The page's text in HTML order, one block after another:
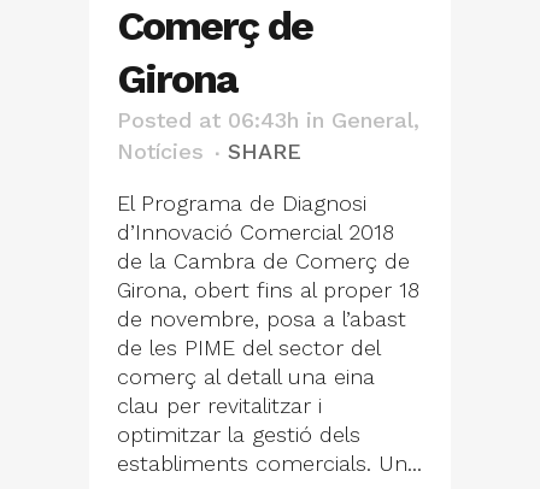
Comerç de
Girona
Posted at 06:43h in General,
Notícies
SHARE
El Programa de Diagnosi
d’Innovació Comercial 2018
de la Cambra de Comerç de
Girona, obert fins al proper 18
de novembre, posa a l’abast
de les PIME del sector del
comerç al detall una eina
clau per revitalitzar i
optimitzar la gestió dels
establiments comercials. Un...